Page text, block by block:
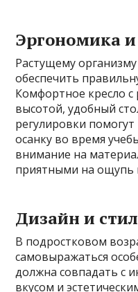
Эргономика
Растущему
обеспечить
Комфортное кресло с
высотой, удобный
регулировки
осанку во время
внимание на
приятными на ощупь
Дизайн и
В подростковом
самовыражаться
должна совпадать с
вкусом и